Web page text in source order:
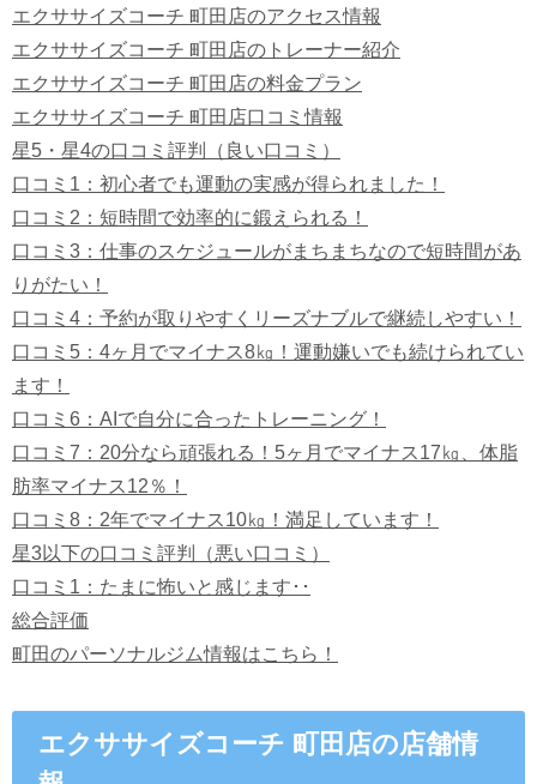
エクササイズコーチ 町田店のアクセス情報
エクササイズコーチ 町田店のトレーナー紹介
エクササイズコーチ 町田店の料金プラン
エクササイズコーチ 町田店口コミ情報
星5・星4の口コミ評判（良い口コミ）
口コミ1：初心者でも運動の実感が得られました！
口コミ2：短時間で効率的に鍛えられる！
口コミ3：仕事のスケジュールがまちまちなので短時間があ
りがたい！
口コミ4：予約が取りやすくリーズナブルで継続しやすい！
口コミ5：4ヶ月でマイナス8㎏！運動嫌いでも続けられてい
ます！
口コミ6：AIで自分に合ったトレーニング！
口コミ7：20分なら頑張れる！5ヶ月でマイナス17㎏、体脂
肪率マイナス12％！
口コミ8：2年でマイナス10㎏！満足しています！
星3以下の口コミ評判（悪い口コミ）
口コミ1：たまに怖いと感じます･･
総合評価
町田のパーソナルジム情報はこちら！
エクササイズコーチ 町田店の店舗情